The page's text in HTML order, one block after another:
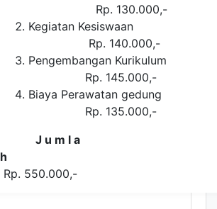
Rp. 130.000,-
Kegiatan
Rp. 140.000,-
Pengembangan
Rp. 145.000,-
Biaya Perawatan
Rp. 135.000,-
J u m l a
h
Rp. 550.000,-